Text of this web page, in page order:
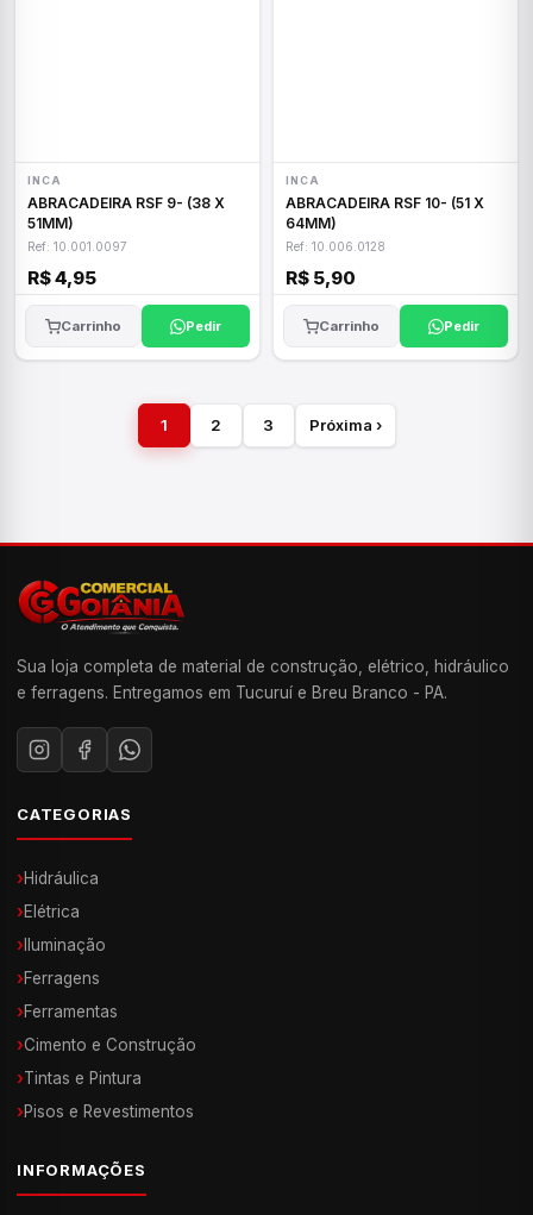
INCA
ABRACADEIRA RSF 9- (38 X
51MM)
Ref: 10.001.0097
R$ 4,95
Carrinho Pedir
INCA
ABRACADEIRA RSF 10- (51 X
64MM)
Ref: 10.006.0128
R$ 5,90
Carrinho Pedir
1 2 3 Próxima ›
Sua loja completa de material de construção, elétrico, hidráulico
e ferragens. Entregamos em Tucuruí e Breu Branco - PA.
CATEGORIAS
›Hidráulica
›Elétrica
› Iluminação
›Ferragens
›Ferramentas
›Cimento e Construção
›Tintas e Pintura
›Pisos e Revestimentos
INFORMAÇÕES